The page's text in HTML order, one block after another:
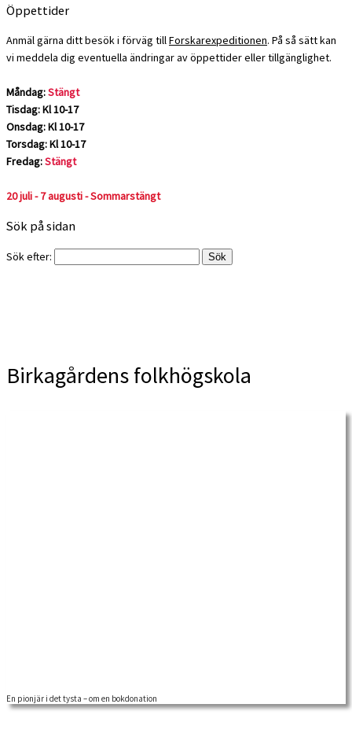
Öppettider
Anmäl gärna ditt besök i förväg tillForskarexpeditionen. På så sätt kan
vi meddela dig eventuella ändringar av öppettider eller tillgänglighet.
Måndag:Stängt
Tisdag: Kl 10-17
Onsdag: Kl 10-17
Torsdag: Kl 10-17
Fredag:Stängt
20 juli - 7 augusti - Sommarstängt
Sök på sidan
Sök efter:
Birkagårdens folkhögskola
Med anledning av en bokgåva – eller snarare en gåva i plural – tillkom denna
En pionjär i det tysta – om en bokdonation